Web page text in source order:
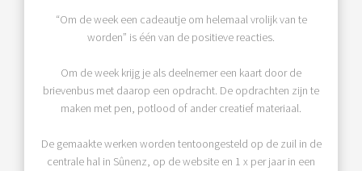
“Om de week een cadeautje om helemaal vrolijk van te
worden” is één van de positieve reacties.
Om de week krijg je als deelnemer een kaart door de
brievenbus met daarop een opdracht. De opdrachten zijn te
maken met pen, potlood of ander creatief materiaal.
De gemaakte werken worden tentoongesteld op de zuil in de
centrale hal in Sûnenz, op de website en 1 x per jaar in een